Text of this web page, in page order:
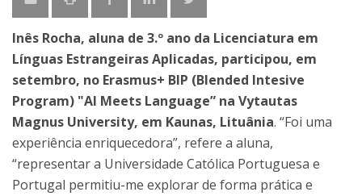
Inês Rocha, aluna de 3.º ano da Licenciatura em
Línguas Estrangeiras Aplicadas, participou, em
setembro, no Erasmus+ BIP (Blended Intesive
Program) "AI Meets Language” na Vytautas
Magnus University, em Kaunas, Lituânia. “Foi uma
experiência enriquecedora”, refere a aluna,
“representar a Universidade Católica Portuguesa e
Portugal permitiu-me explorar de forma prática e